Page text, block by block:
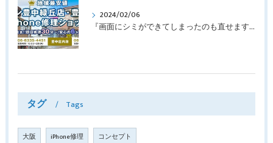
2024/02/06
『画面にシミができてしまったのも直せますか？』豊中市南桜塚より画面修理でご来店♪【iPhone11Pro】
タグ Tags
大阪 iPhone修理 コンセプト